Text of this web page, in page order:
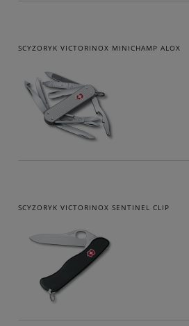
SCYZORYK VICTORINOX MINICHAMP ALOX
SCYZORYK VICTORINOX SENTINEL CLIP